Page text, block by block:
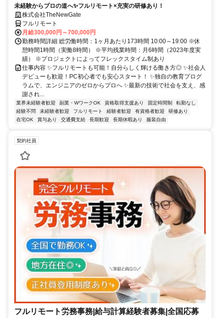
未経験からプロの道へ✨フルリモート×充実の研修あり！
株式会社TheNewGate
フルリモート
月給300,000円～700,000円
勤務時間詳細 総労働時間：1ヶ月あたり173時間 10:00～19:00 ※休
憩時間1時間（実働8時間） ※平均残業時間：月6時間（2023年度実
績） ※プロジェクトによってフレックスタイム制あり
仕事内容 ✨フルリモートも可能！自分らしく輝ける働き方◎ ✨社会人
デビューも歓迎！PC初心者でも安心スタート！ ✨独自の教育プログ
ラムで、エンジニアのゼロからプロへ ✨最新の技術で社会を支え、感
謝され...
業界未経験者歓迎 副業・WワークOK 資格取得支援あり 固定時間制
転勤なし
経験不問
未経験者歓迎 フルリモート 経験者歓迎 有資格者歓迎
研修あり
在宅OK
賞与あり 交通費支給 長期歓迎 長期休暇あり 服装自由
契約社員
フルリモート労務事務|給与計算経験者募集|全国応募